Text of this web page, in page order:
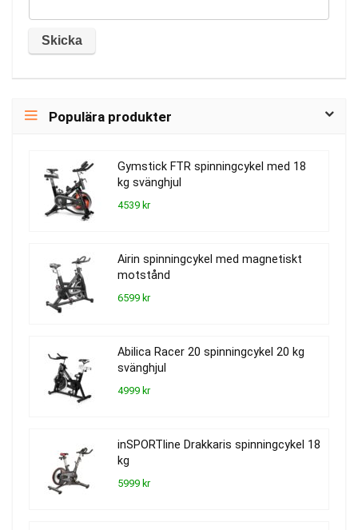
Populära produkter
Gymstick FTR spinningcykel med 18
kg svänghjul
4539 kr
Airin spinningcykel med magnetiskt
motstånd
6599 kr
Abilica Racer 20 spinningcykel 20 kg
svänghjul
4999 kr
inSPORTline Drakkaris spinningcykel 18
kg
5999 kr